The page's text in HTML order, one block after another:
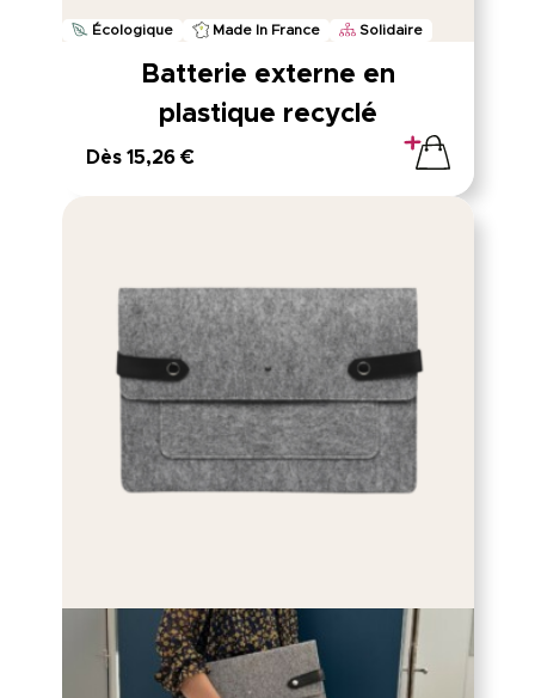
Écologique Made In France Solidaire
Batterie externe en
plastique recyclé
Dès 15,26 €